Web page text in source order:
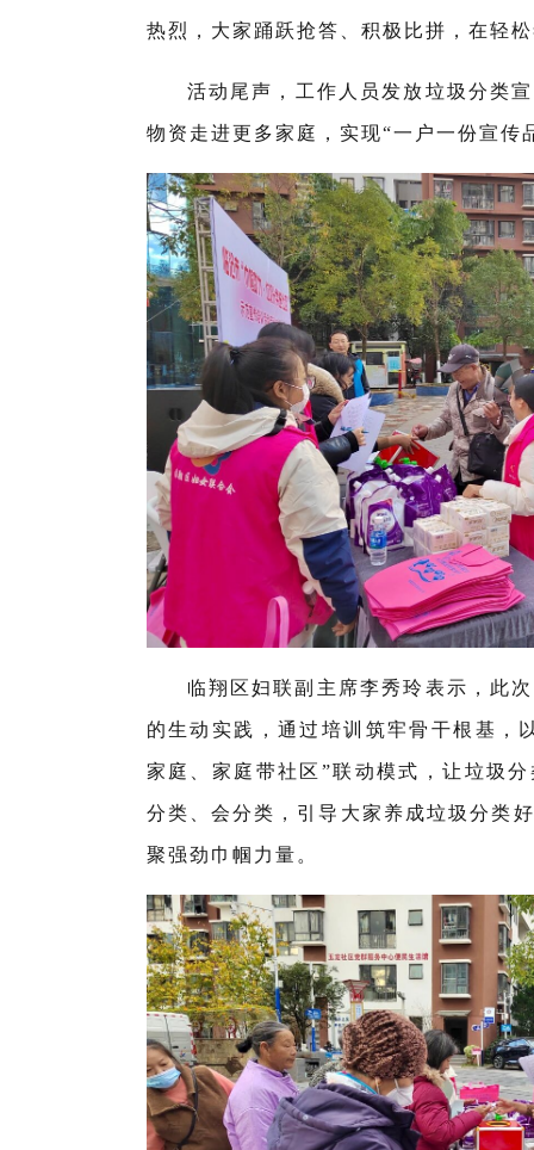
热烈，大家踊跃抢答、积极比拼，在轻
活动尾声，工作人员发放垃圾分类
物资走进更多家庭，实现“一户一份宣传
临翔区妇联副主席李秀玲表示，此
的生动实践，通过培训筑牢骨干根基，
家庭、家庭带社区”联动模式，让垃圾
分类、会分类，引导大家养成垃圾分类
聚强劲巾帼力量。